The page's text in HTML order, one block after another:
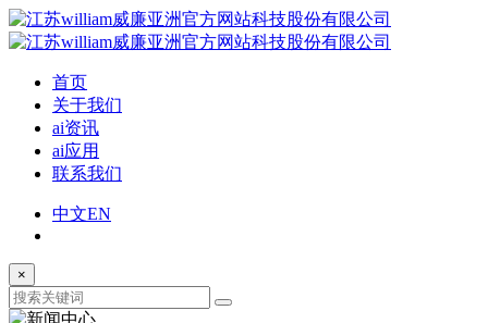
首页
关于我们
ai资讯
ai应用
联系我们
中文EN
×